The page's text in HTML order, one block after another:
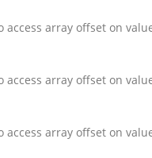
access array offset on
access array offset on
access array offset on